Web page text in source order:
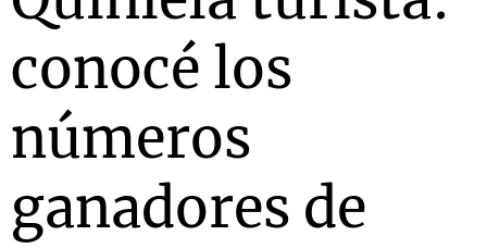
conocé los
números
ganadores de